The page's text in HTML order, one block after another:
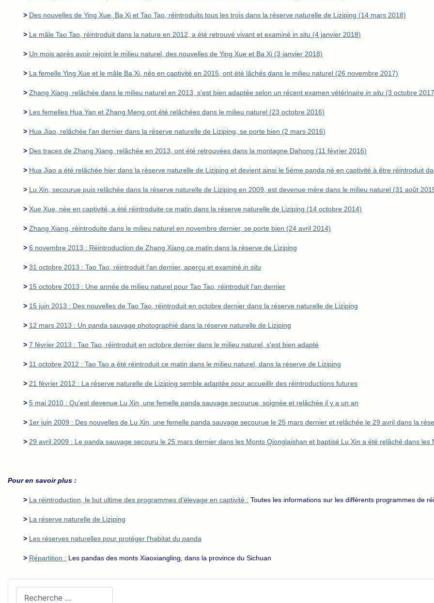
> Des nouvelles de Ying Xue, Ba Xi et Tao Tao, réintroduits tous les trois dans la réserve naturelle de Liziping (14 mars 2018)
> Le mâle Tao Tao, réintroduit dans la nature en 2012, a été retrouvé vivant et examiné in situ (4 janvier 2018)
> Un mois après avoir rejoint le milieu naturel, des nouvelles de Ying Xue et Ba Xi (3 janvier 2018)
> La femelle Ying Xue et le mâle Ba Xi, nés en captivité en 2015, ont été lâchés dans le milieu naturel (26 novembre 2017)
> Zhang Xiang, relâchée dans le milieu naturel en 2013, s'est bien adaptée selon un récent examen vétérinaire in situ (3 octobre
> Les femelles Hua Yan et Zhang Meng ont été relâchées dans le milieu naturel (23 octobre 2016)
> Hua Jiao, relâchée l'an dernier dans la réserve naturelle de Liziping, se porte bien (2 mars 2016)
> Des traces de Zhang Xiang, relâchée en 2013, ont été retrouvées dans la montagne Dahong (11 février 2016)
> Hua Jiao a été relâchée hier dans la réserve naturelle de Liziping et devient ainsi le 5ème panda né en captivité à être réintroduit
> Lu Xin, secourue puis relâchée dans la réserve naturelle de Liziping en 2009, est devenue mère dans le milieu naturel (31 août
> Xue Xue, née en captivité, a été réintroduite ce matin dans la réserve naturelle de Liziping (14 octobre 2014)
> Zhang Xiang, réintroduite dans le milieu naturel en novembre dernier, se porte bien (24 avril 2014)
> 6 novembre 2013 : Réintroduction de Zhang Xiang ce matin dans la réserve de Liziping
> 31 octobre 2013 : Tao Tao, réintroduit l'an dernier, aperçu et examiné in situ
> 15 octobre 2013 : Une année de milieu naturel pour Tao Tao, réintroduit l'an dernier
> 15 juin 2013 : Des nouvelles de Tao Tao, réintroduit en octobre dernier dans la réserve naturelle de Liziping
> 12 mars 2013 : Un panda sauvage photographié dans la réserve naturelle de Liziping
> 7 février 2013 : Tao Tao, réintroduit en octobre dernier dans le milieu naturel, s'est bien adapté
> 11 octobre 2012 : Tao Tao a été réintroduit ce matin dans le milieu naturel, dans la réserve de Liziping
> 21 février 2012 : La réserve naturelle de Liziping semble adaptée pour accueillir des réintroductions futures
> 5 mai 2010 : Qu'est devenue Lu Xin, une femelle panda sauvage secourue, soignée et relâchée il y a un an
> 1er juin 2009 : Des nouvelles de Lu Xin, une femelle panda sauvage secourue le 25 mars dernier et relâchée le 29 avril dans la
> 29 avril 2009 : Le panda sauvage secouru le 25 mars dernier dans les Monts Qionglaishan et baptisé Lu Xin a été relâché dans les
Pour en savoir plus :
> La réintroduction, le but ultime des programmes d'élevage en captivité : Toutes les informations sur les différents programmes de
> La réserve naturelle de Liziping
> Les réserves naturelles pour protéger l'habitat du panda
> Répartition : Les pandas des monts Xiaoxiangling, dans la province du Sichuan